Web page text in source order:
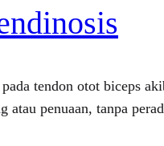
tendon otot biceps
atau penuaan, tanpa